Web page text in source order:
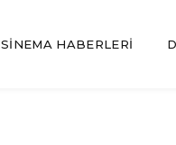
SINEMA HABERLERI